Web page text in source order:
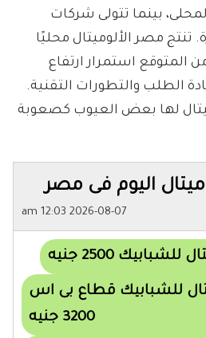
بينما تتولى شركات
تنتج مصر الألوميتال محليًا
المتوقع استمرار ارتفاع
الطلب والتطورات التقنية.
لها بعض العيوب كصعوبة
اليوم فى مصر
2026-08-07 12:03 am
2500 جنيه
للشبابيك قطاع بى اس
3200 جنيه